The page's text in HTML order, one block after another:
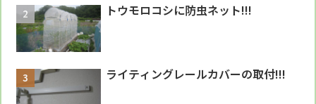
トウモロコシに防虫ネット!!!
ライティングレールカバーの取付!!!